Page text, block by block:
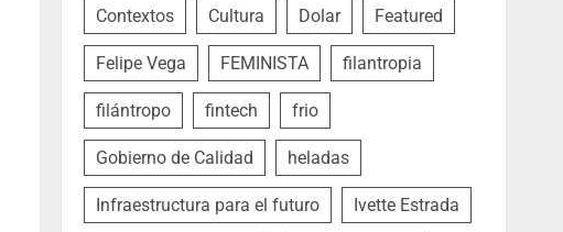
Contextos Cultura Dolar Featured
Felipe Vega FEMINISTA filantropia
filántropo fintech frio
Gobierno de Calidad heladas
Infraestructura para el futuro Ivette Estrada